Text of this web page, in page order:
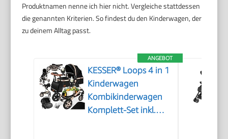
Produktnamen nenne ich hier nicht. Vergleiche stattdessen
die genannten Kriterien. So findest du den Kinderwagen, der
zu deinem Alltag passt.
ANGEBOT
KESSER® Loops 4 in 1
Kinderwagen
Kombikinderwagen
Komplett-Set inkl.